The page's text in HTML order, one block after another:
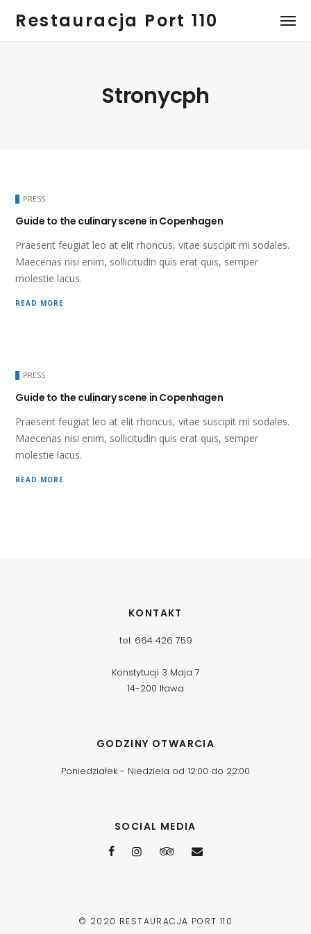
Restauracja Port 110
Stronycph
PRESS
Guide to the culinary scene in Copenhagen
Praesent feugiat leo at elit rhoncus, vitae suscipit mi sodales.
Maecenas nisi enim, sollicitudin quis erat quis, semper
molestie lacus.
READ MORE
PRESS
Guide to the culinary scene in Copenhagen
Praesent feugiat leo at elit rhoncus, vitae suscipit mi sodales.
Maecenas nisi enim, sollicitudin quis erat quis, semper
molestie lacus.
READ MORE
KONTAKT
tel. 664 426 759
Konstytucji 3 Maja 7
14-200 Iława
GODZINY OTWARCIA
Poniedziałek - Niedziela od 12:00 do 22:00
SOCIAL MEDIA
© 2020 RESTAURACJA PORT 110